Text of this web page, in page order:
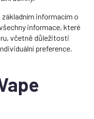
informacím o
informace, které
včetně důležitosti
preference.